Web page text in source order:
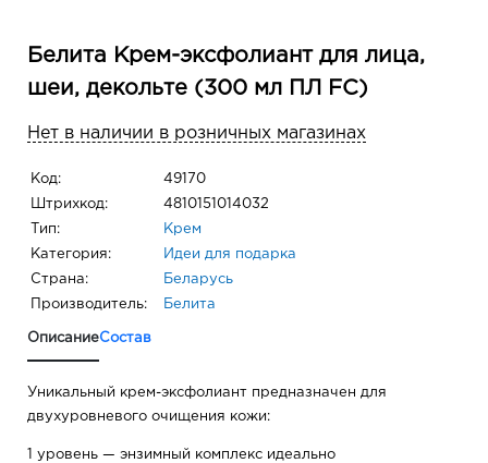
Белита Крем-эксфолиант для лица,
шеи, декольте (300 мл ПЛ FC)
Нет в наличии в розничных магазинах
Код: 49170
Штрихкод: 4810151014032
Тип: Крем
Категория: Идеи для подарка
Страна: Беларусь
Производитель: Белита
ОписаниеСостав
Уникальный крем-эксфолиант предназначен для
двухуровневого очищения кожи:
1 уровень — энзимный комплекс идеально